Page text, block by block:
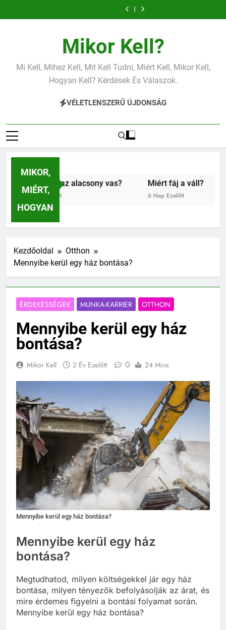
a
magas CRP?
magas
Mit jelent az
alacsony vas?
Miért fáj a váll?
Mit jelent a
vérnyomás?Mikor Kell?
Mi Kell, Mihez Kell, Mit Kell Tudni, Miért Kell, Mikor Kell,
Hogyan Kell? Kérdések És Válaszok.
VÉLETLENSZERŰ ÚJDONSÁG
MIKOR,
MIÉRT,
HOGYAN
jelent az alacsony vas?
Nap Ezelőtt
Miért fáj a váll?
6 Nap Ezelőtt
Mit
Kezdőoldal
Otthon
Mennyibe kerül egy ház bontása?
ÉRDEKESSÉGEK MUNKA-KARRIER OTTHON
Mennyibe kerül egy ház
bontása?
Mikor Kell 2 Év Ezelőtt 0 24 Mins
Mennyibe kerül egy ház bontása?
Mennyibe kerül egy ház
bontása?
Megtudhatod, milyen költségekkel jár egy ház
bontása, milyen tényezők befolyásolják az árat, és
mire érdemes figyelni a bontási folyamat során.
Mennyibe kerül egy ház bontása?